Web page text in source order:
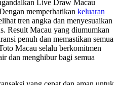
Live Draw Macau
memperhatikan keluaran
tren angka dan menyesuaikan
Result Macau yang diumumkan
penuh dan memastikan semua
Macau selalu berkomitmen
dan menghibur bagi semua